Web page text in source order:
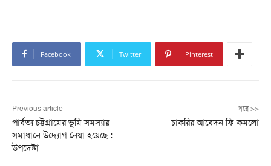
Facebook Twitter Pinterest
Previous article
পার্বত্য চট্টগ্রামের ভূমি সমস্যার
সমাধানে উদ্যোগ নেয়া হয়েছে :
উপদেষ্টা
পরে >>
চাকরির আবেদন ফি কমলো